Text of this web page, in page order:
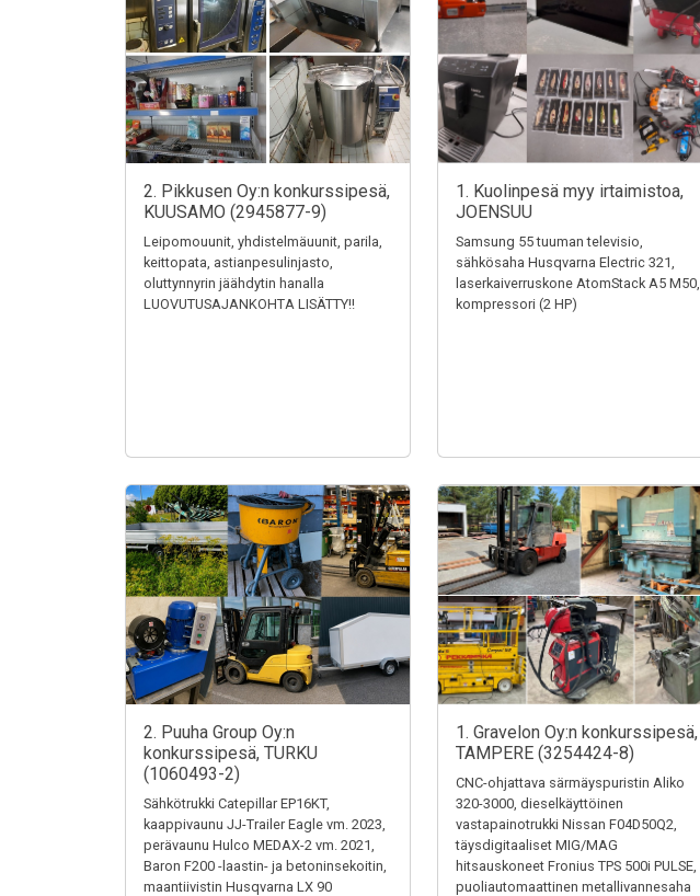
2. Pikkusen Oy:n konkurssipesä,
KUUSAMO (2945877-9)
Leipomouunit, yhdistelmäuunit, parila,
keittopata, astianpesulinjasto,
oluttynnyrin jäähdytin hanalla
LUOVUTUSAJANKOHTA LISÄTTY!!
1. Kuolinpesä myy irtaimistoa,
JOENSUU
Samsung 55 tuuman televisio,
sähkösaha Husqvarna Electric 321,
laserkaiverruskone AtomStack A5 M50,
kompressori (2 HP)
2. Puuha Group Oy:n
konkurssipesä, TURKU
(1060493-2)
Sähkötrukki Catepillar EP16KT,
kaappivaunu JJ-Trailer Eagle vm. 2023,
perävaunu Hulco MEDAX-2 vm. 2021,
Baron F200 -laastin- ja betoninsekoitin,
maantiivistin Husqvarna LX 90
1. Gravelon Oy:n konkurssipesä,
TAMPERE (3254424-8)
CNC-ohjattava särmäyspuristin Aliko
320-3000, dieselkäyttöinen
vastapainotrukki Nissan F04D50Q2,
täysdigitaaliset MIG/MAG
hitsauskoneet Fronius TPS 500i PULSE,
puoliautomaattinen metallivannesaha